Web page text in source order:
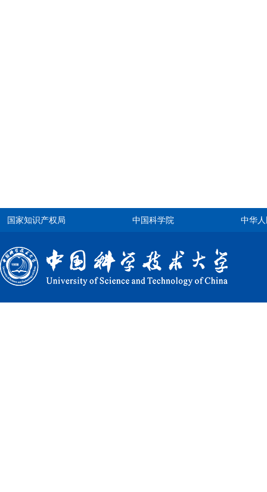
国家知识产权局 中国科学院 中华